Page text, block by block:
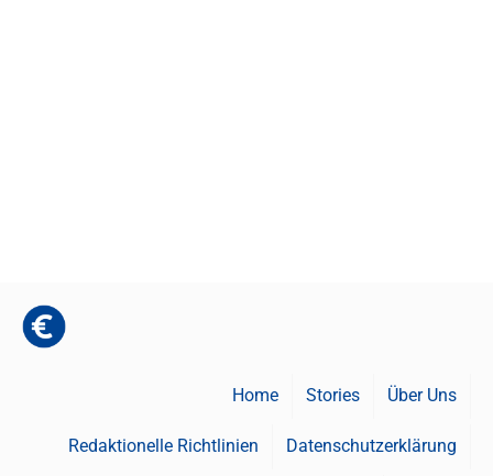
Home Stories Über Uns
Redaktionelle Richtlinien Datenschutzerklärung